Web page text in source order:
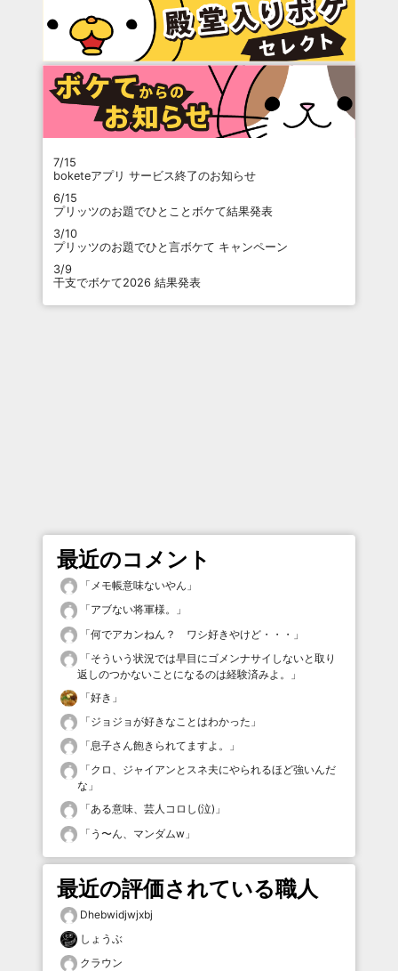
7/15
boketeアプリ サービス終了のお知らせ
6/15
プリッツのお題でひとことボケて結果発表
3/10
プリッツのお題でひと言ボケて キャンペーン
3/9
干支でボケて2026 結果発表
最近のコメント
「 メモ帳意味ないやん 」
「アブない将軍様。
」
「何でアカンねん？ ワシ好きやけど・・・ 」
「そういう状況では早目にゴメンナサイしないと取り
返しのつかないことになるのは経験済みよ。
」
「好き 」
「ジョジョが好きなことはわかった 」
「息子さん飽きられてますよ。
」
「クロ、ジャイアンとスネ夫にやられるほど強いんだ
な 」
「ある意味、芸人コロし(泣) 」
「 う〜ん、マンダムw 」
最近の評価されている職人
Dhebwidjwjxbj
しょうぶ
クラウン